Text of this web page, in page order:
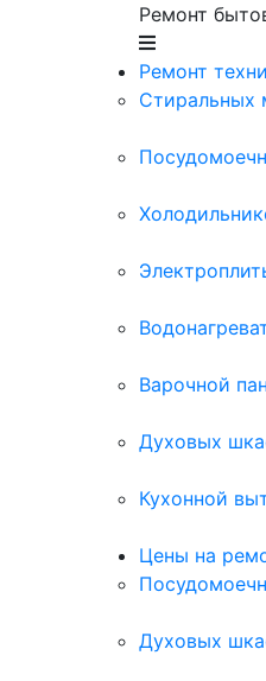
Ремонт
Ремонт
Варочной
Духовых
Кухонной
Цены на
Духовых